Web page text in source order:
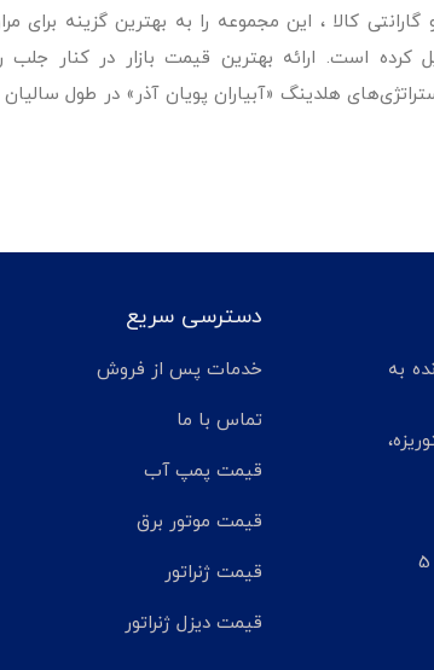
کالا ، این مجموعه را به بهترین گزینه برای
کرده است. ارائه بهترین قیمت بازار در کنار
هلدینگ «آبیاران پویان آذر» در طول
سنتو، 200 متر مانده به
دسترسی سریع
خدمات پس از فروش
تماس با ما
قیمت پمپ آب
قیمت موتور برق
قیمت ژنراتور
قیمت دیزل ژنراتور